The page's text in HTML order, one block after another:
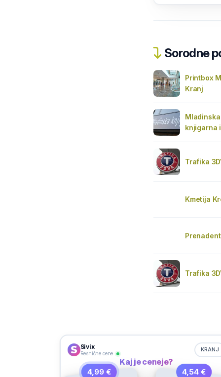
Sorodne
Printbox
Kranj
knjigarna
Trafika
Kmetija
Trafika
Sivix
Resnične cene
KRANJ
Kaj je ceneje?
4,99 € 4,54 €